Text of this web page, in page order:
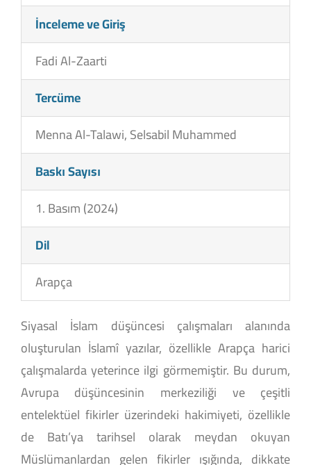
İnceleme ve Giriş
Fadi Al-Zaarti
Tercüme
Menna Al-Talawi, Selsabil Muhammed
Baskı Sayısı
1. Basım (2024)
Dil
Arapça
Siyasal İslam düşüncesi çalışmaları alanında
oluşturulan İslamî yazılar, özellikle Arapça harici
çalışmalarda yeterince ilgi görmemiştir. Bu durum,
Avrupa düşüncesinin merkeziliği ve çeşitli
entelektüel fikirler üzerindeki hakimiyeti, özellikle
de Batı’ya tarihsel olarak meydan okuyan
Müslümanlardan gelen fikirler ışığında, dikkate